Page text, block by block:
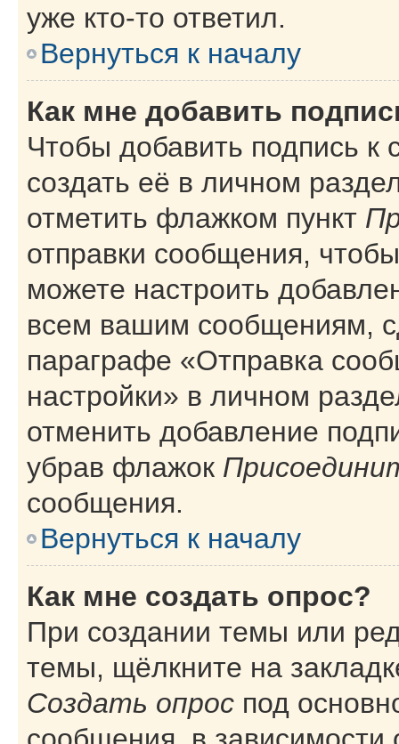
уже кто-то ответил.
Вернуться к началу
Как мне добавить
Чтобы добавить подпись
создать её в личном
отметить флажком пункт
отправки сообщения,
можете настроить
всем вашим сообщениям,
параграфе «Отправка
настройки» в личном
отменить добавление
убрав флажок
сообщения.
Вернуться к началу
Как мне создать опрос?
При создании темы или
темы, щёлкните на
Создать опрос под